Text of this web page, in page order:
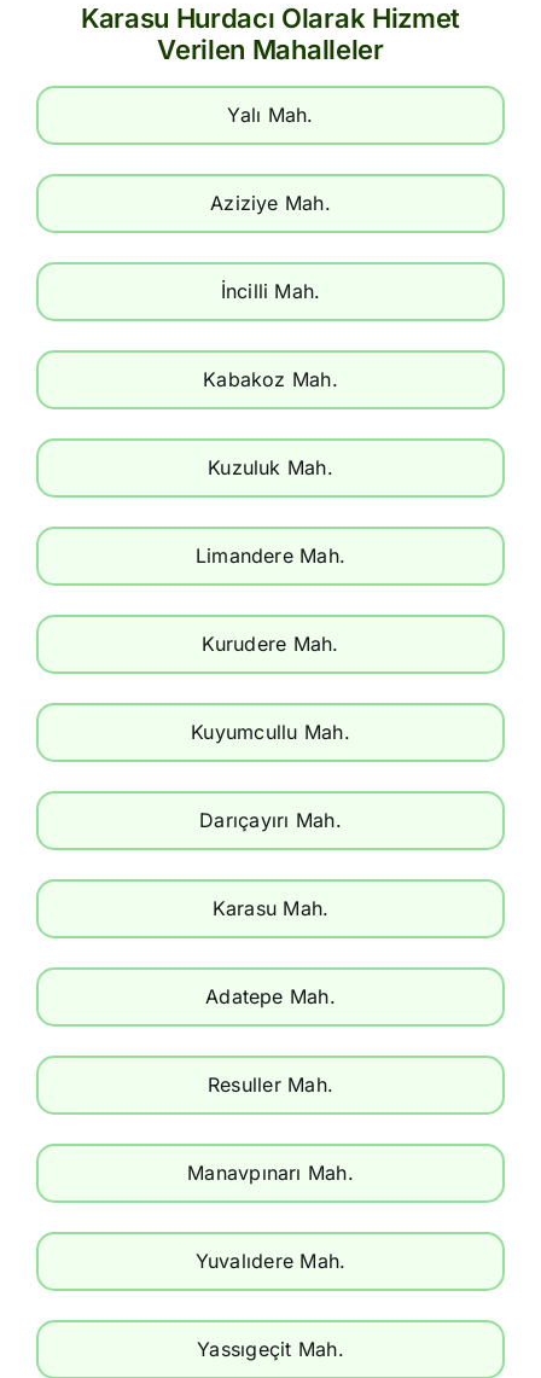
Karasu Hurdacı Olarak Hizmet
Verilen Mahalleler
Yalı Mah.
Aziziye Mah.
İncilli Mah.
Kabakoz Mah.
Kuzuluk Mah.
Limandere Mah.
Kurudere Mah.
Kuyumcullu Mah.
Darıçayırı Mah.
Karasu Mah.
Adatepe Mah.
Resuller Mah.
Manavpınarı Mah.
Yuvalıdere Mah.
Yassıgeçit Mah.